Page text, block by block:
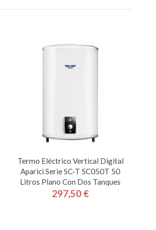
Termo Eléctrico Vertical Digital
Aparici Serie SC-T SC050T 50
Litros Plano Con Dos Tanques
Precio
297,50 €